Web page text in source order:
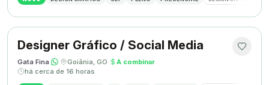
Designer Gráfico / Social Media
Gata Fina· · Goiânia, GO· A combinar·
há cerca de 16 horas